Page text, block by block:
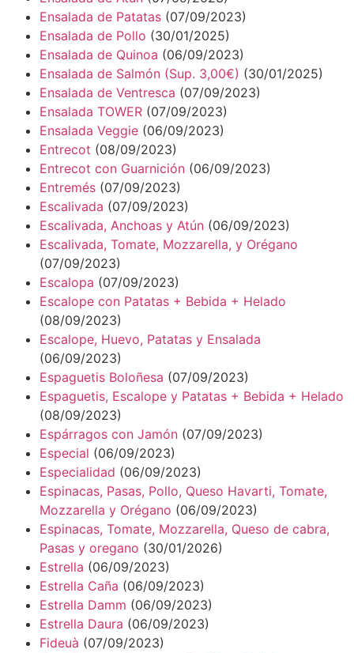
Ensalada de Patatas (07/09/2023)
Ensalada de Pollo (30/01/2025)
Ensalada de Quinoa (06/09/2023)
Ensalada de Salmón (Sup. 3,00€) (30/01/2025)
Ensalada de Ventresca (07/09/2023)
Ensalada TOWER (07/09/2023)
Ensalada Veggie (06/09/2023)
Entrecot (08/09/2023)
Entrecot con Guarnición (06/09/2023)
Entremés (07/09/2023)
Escalivada (07/09/2023)
Escalivada, Anchoas y Atún (06/09/2023)
Escalivada, Tomate, Mozzarella, y Orégano
(07/09/2023)
Escalopa (07/09/2023)
Escalope con Patatas + Bebida + Helado
(08/09/2023)
Escalope, Huevo, Patatas y Ensalada
(06/09/2023)
Espaguetis Boloñesa (07/09/2023)
Espaguetis, Escalope y Patatas + Bebida + Helado
(08/09/2023)
Espárragos con Jamón (07/09/2023)
Especial (06/09/2023)
Especialidad (06/09/2023)
Espinacas, Pasas, Pollo, Queso Havarti, Tomate,
Mozzarella y Orégano (06/09/2023)
Espinacas, Tomate, Mozzarella, Queso de cabra,
Pasas y oregano (30/01/2026)
Estrella (06/09/2023)
Estrella Caña (06/09/2023)
Estrella Damm (06/09/2023)
Estrella Daura (06/09/2023)
Fideuà (07/09/2023)